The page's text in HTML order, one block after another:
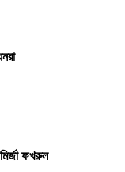
ফখরুল